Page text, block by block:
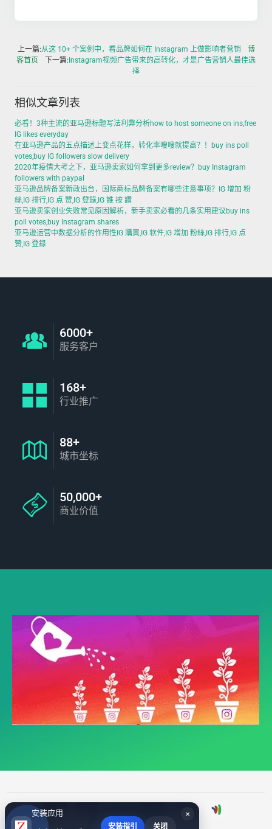
上一篇:从这 10+ 个案例中，看品牌如何在 Instagram 上做影响者营销
博
客首页
下一篇:Instagram视频广告带来的高转化，才是广告营销人最佳选
择
相似文章列表
必看！3种主流的亚马逊标题写法利弊分析how to host someone on ins,free
IG likes everyday
在亚马逊产品的五点描述上变点花样，转化率嗖嗖就提高？！buy ins poll
votes,buy IG followers slow delivery
2020年疫情大考之下，亚马逊卖家如何拿到更多review？buy Instagram
followers with paypal
亚马逊品牌备案新政出台，国际商标品牌备案有哪些注意事项？IG 增加 粉
絲,IG 排行,IG 点 赞,IG 登錄,IG 誰 按 讚
亚马逊卖家创业失败常见原因解析，新手卖家必看的几条实用建议buy ins
poll votes,buy Instagram shares
亚马逊运营中数据分析的作用性IG 購買,IG 软件,IG 增加 粉絲,IG 排行,IG 点
赞,IG 登錄
6000+
服务客户
168+
行业推广
88+
城市坐标
50,000+
商业价值
×
安装应用
安装指引 关闭